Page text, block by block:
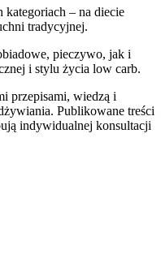
kategoriach – na diecie
tradycyjnej.
pieczywo, jak i
i stylu życia low carb.
przepisami, wiedzą i
Publikowane treści
indywidualnej konsultacji